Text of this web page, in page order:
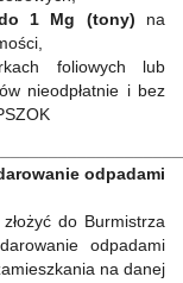
1 Mg (tony) na
foliowych lub
nieodpłatnie i bez
odpadami
do Burmistrza
odpadami
na danej